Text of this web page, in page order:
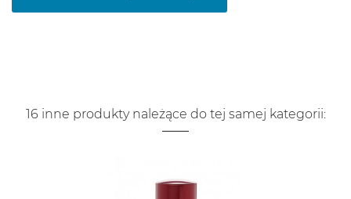
16 inne produkty należące do tej samej kategorii: